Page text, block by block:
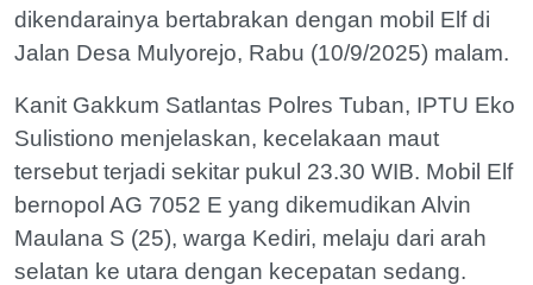
dikendarainya bertabrakan dengan mobil Elf di
Jalan Desa Mulyorejo, Rabu (10/9/2025) malam.
Kanit Gakkum Satlantas Polres Tuban, IPTU Eko
Sulistiono menjelaskan, kecelakaan maut
tersebut terjadi sekitar pukul 23.30 WIB. Mobil Elf
bernopol AG 7052 E yang dikemudikan Alvin
Maulana S (25), warga Kediri, melaju dari arah
selatan ke utara dengan kecepatan sedang.